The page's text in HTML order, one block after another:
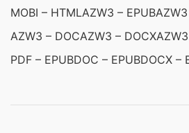
MOBI – HTMLAZW3 – EPUB
AZW3 – DOCAZW3 – DOCX
PDF – EPUBDOC – EPUBDOCX –